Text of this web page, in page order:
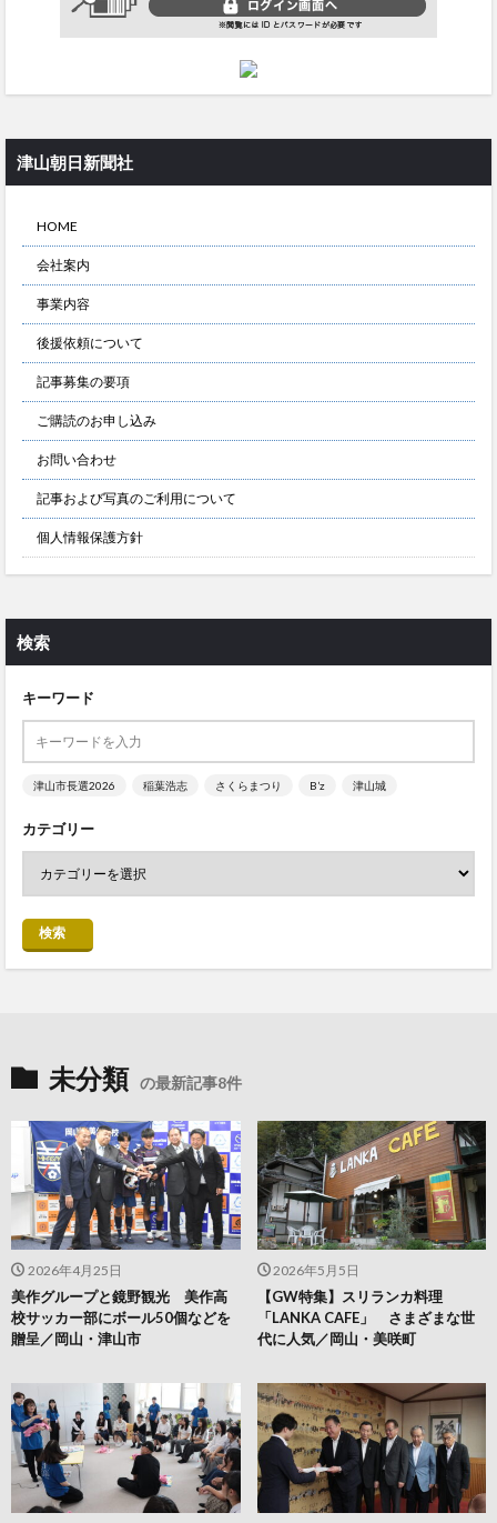
津山朝日新聞社
HOME
会社案内
事業内容
後援依頼について
記事募集の要項
ご購読のお申し込み
お問い合わせ
記事および写真のご利用について
個人情報保護方針
検索
キーワード
津山市長選2026 稲葉浩志 さくらまつり B’z 津山城
カテゴリー
検索
未分類 の最新記事8件
2026年5月5日
【GW特集】スリランカ料理
「LANKA CAFE」 さまざまな世
代に人気／岡山・美咲町
2026年4月25日
美作グループと鏡野観光 美作高
校サッカー部にボール50個などを
贈呈／岡山・津山市